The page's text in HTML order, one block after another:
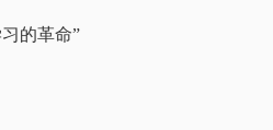
学习手记｜主动来一场“学习的革命”